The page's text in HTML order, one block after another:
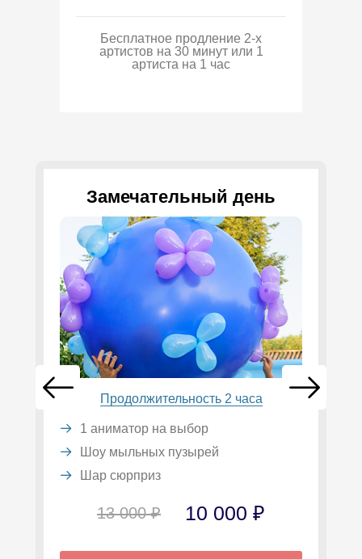
Бесплатное продление 2-х
артистов на 30 минут или 1
артиста на 1 час
Замечательный день
Продолжительность 2 часа
1 аниматор на выбор
Шоу мыльных пузырей
Шар сюрприз
13 000 ₽ 10 000 ₽